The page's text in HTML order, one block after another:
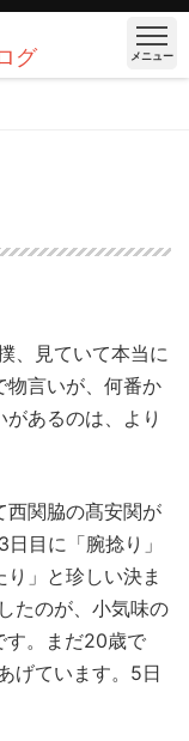
グ メニュー
、見ていて本当に
物言いが、何番か
あるのは、より
関脇の髙安関が
目に「腕捻り」
り」と珍しい決ま
たのが、小気味の
す。まだ20歳で
げています。5日